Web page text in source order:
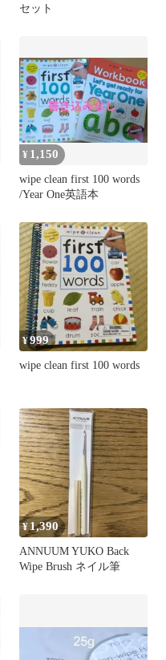
セット
¥ 1,150
wipe clean first 100 words
/Year One英語本
¥999
wipe clean first 100 words
¥ 1,390
ANNUUM YUKO Back
Wipe Brush ネイル筆